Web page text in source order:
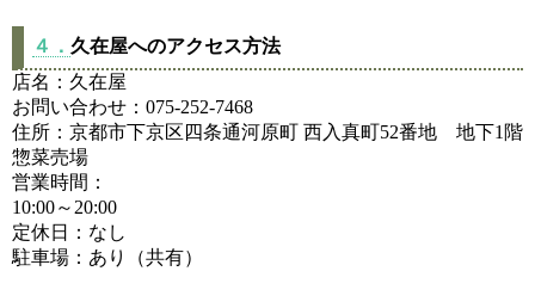
４． 久在屋へのアクセス方法
店名：久在屋
お問い合わせ：075-252-7468
住所：京都市下京区四条通河原町 西入真町52番地 地下1階
惣菜売場
営業時間：
10:00～20:00
定休日：なし
駐車場：あり（共有）